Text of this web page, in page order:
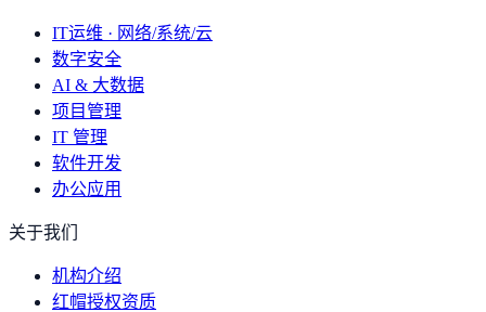
IT运维 · 网络/系统/云
数字安全
AI & 大数据
项目管理
IT 管理
软件开发
办公应用
关于我们
机构介绍
红帽授权资质